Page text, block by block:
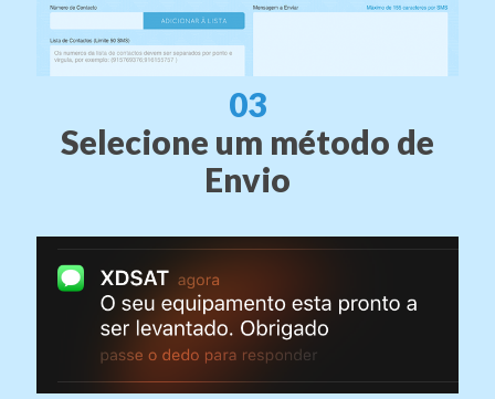
03
Selecione um método de
Envio